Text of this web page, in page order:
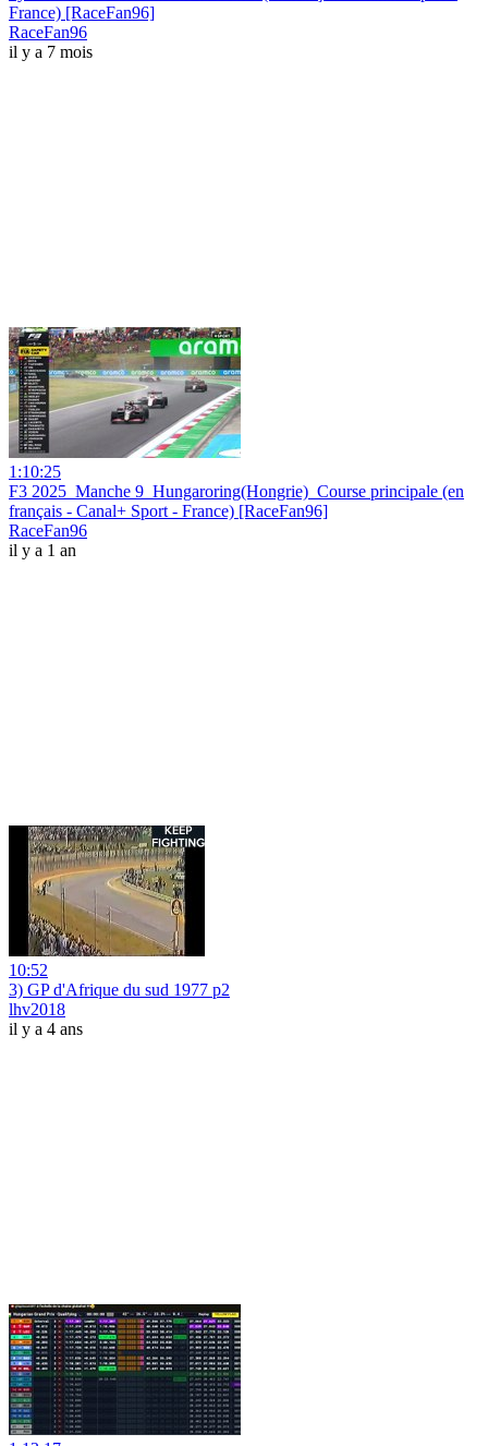
France) [RaceFan96]
RaceFan96
il y a 7 mois
1:10:25
F3 2025_Manche 9_Hungaroring(Hongrie)_Course principale (en
français - Canal+ Sport - France) [RaceFan96]
RaceFan96
il y a 1 an
10:52
3) GP d'Afrique du sud 1977 p2
lhv2018
il y a 4 ans